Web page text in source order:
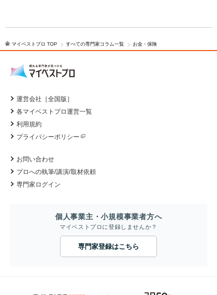
マイベストプロ TOP すべての専門家コラム一覧 お金・保険
運営会社［全国版］
各マイベストプロ運営一覧
利用規約
プライバシーポリシー
お問い合わせ
プロへの執筆/講演/取材依頼
専門家ログイン
個人事業主・小規模事業者方へ
マイベストプロに登録しませんか？
専門家登録はこちら